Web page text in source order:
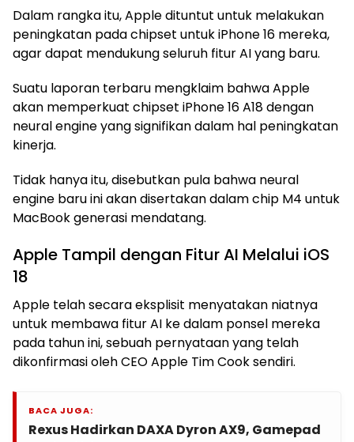
Dalam rangka itu, Apple dituntut untuk melakukan
peningkatan pada chipset untuk iPhone 16 mereka,
agar dapat mendukung seluruh fitur AI yang baru.
Suatu laporan terbaru mengklaim bahwa Apple
akan memperkuat chipset iPhone 16 A18 dengan
neural engine yang signifikan dalam hal peningkatan
kinerja.
Tidak hanya itu, disebutkan pula bahwa neural
engine baru ini akan disertakan dalam chip M4 untuk
MacBook generasi mendatang.
Apple Tampil dengan Fitur AI Melalui iOS
18
Apple telah secara eksplisit menyatakan niatnya
untuk membawa fitur AI ke dalam ponsel mereka
pada tahun ini, sebuah pernyataan yang telah
dikonfirmasi oleh CEO Apple Tim Cook sendiri.
BACA JUGA:
Rexus Hadirkan DAXA Dyron AX9, Gamepad